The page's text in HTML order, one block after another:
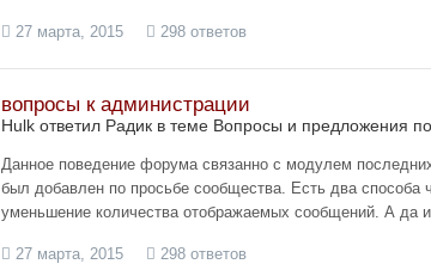
27 марта, 2015 298 ответов
вопросы к администрации
Hulk ответил Радик в теме Вопросы и предложения
Данное поведение форума связанно с модулем
был добавлен по просьбе сообщества. Есть два способа
уменьшение количества отображаемых сообщений. А да
27 марта, 2015 298 ответов